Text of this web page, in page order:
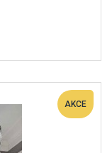
AKCE